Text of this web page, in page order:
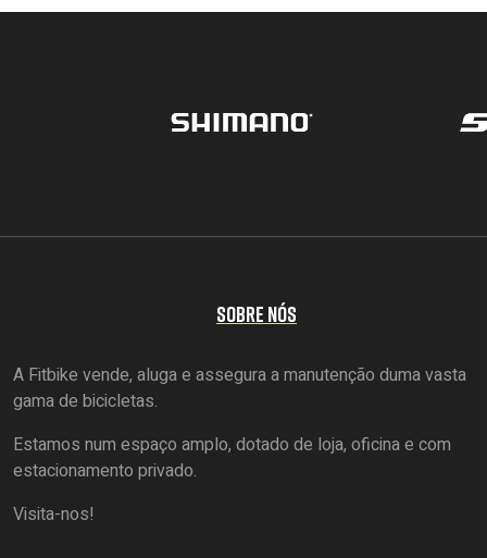
SOBRE NÓS
A Fitbike vende, aluga e assegura a manutenção duma vasta
gama de bicicletas.
Estamos num espaço amplo, dotado de loja, oficina e com
estacionamento privado.
Visita-nos!